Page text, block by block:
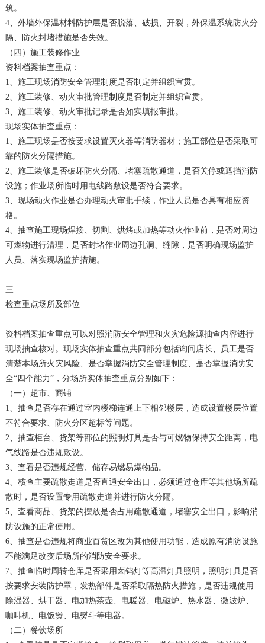
筑。
4、外墙外保温材料防护层是否脱落、破损、开裂，外保温系统防火分
隔、防火封堵措施是否失效。
（四）施工装修作业
资料档案抽查重点：
1、施工现场消防安全管理制度是否制定并组织宣贯。
2、施工装修、动火审批管理制度是否制定并组织宣贯。
3、施工装修、动火审批记录是否如实填报审批。
现场实体抽查重点：
1、施工现场是否按要求设置灭火器等消防器材；施工部位是否采取可
靠的防火分隔措施。
2、施工装修是否破坏防火分隔、堵塞疏散通道，是否关停或遮挡消防
设施；作业场所临时用电线路敷设是否符合要求。
3、现场动火作业是否办理动火审批手续，作业人员是否具有相应资
格。
4、抽查施工现场焊接、切割、烘烤或加热等动火作业前，是否对周边
可燃物进行清理，是否封堵作业周边孔洞、缝隙，是否明确现场监护
人员、落实现场监护措施。
三
检查重点场所及部位
资料档案抽查重点可以对照消防安全管理和火灾危险源抽查内容进行
现场抽查核对。现场实体抽查重点共同部分包括询问店长、员工是否
清楚本场所火灾风险、是否掌握消防安全管理制度、是否掌握消防安
全“四个能力”，分场所实体抽查重点分别如下：
（一）超市、商铺
1、抽查是否存在通过室内楼梯连通上下相邻楼层，造成设置楼层位置
不符合要求、防火分区超标等问题。
2、抽查柜台、货架等部位的照明灯具是否与可燃物保持安全距离，电
气线路是否违规敷设。
3、查看是否违规经营、储存易燃易爆物品。
4、核查主要疏散走道是否直通安全出口，必须通过仓库等其他场所疏
散时，是否设置专用疏散走道并进行防火分隔。
5、查看商品、货架的摆放是否占用疏散通道，堵塞安全出口，影响消
防设施的正常使用。
6、抽查是否违规将商业百货区改为其他使用功能，造成原有消防设施
不能满足改变后场所的消防安全要求。
7、抽查临时周转仓库是否采用卤钨灯等高温灯具照明，照明灯具是否
按要求安装防护罩，发热部件是否采取隔热防火措施，是否违规使用
除湿器、烘干器、电加热茶壶、电暖器、电磁炉、热水器、微波炉、
咖啡机、电饭煲、电熨斗等电器。
（二）餐饮场所